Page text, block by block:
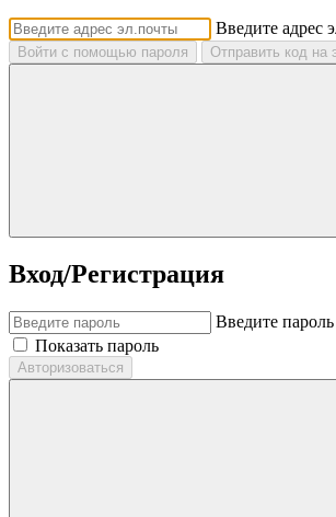
Введите адрес
Войти с помощью пароля Отправить код на
Вход/Регистрация
Введите пароль
Показать пароль
Авторизоваться